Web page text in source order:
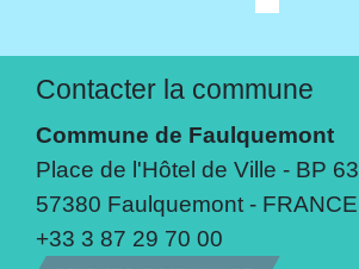
Contacter la commune
Commune de Faulquemont
Place de l'Hôtel de Ville - BP 63
57380 Faulquemont - FRANCE
+33 3 87 29 70 00